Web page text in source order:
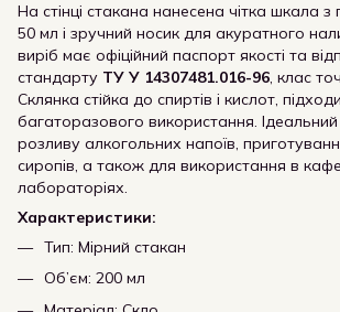
На стінці стакана нанесена чітка шкала з
50 мл і зручний носик для акуратного
виріб має офіційний паспорт якості та
стандарту ТУ У 14307481.016-96, клас
Склянка стійка до спиртів і кислот,
багаторазового використання.
розливу алкогольних напоїв,
сиропів, а також для використання в
лабораторіях.
Характеристики:
Тип: Мірний стакан
Об’єм: 200 мл